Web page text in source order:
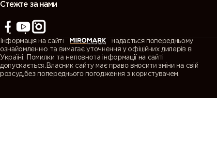
Стежте за нами
Інформація на сайті
надається попередньому
ознайомленню та вимагає уточнення у офіційних дилерів в
Україні. Помилки та неповнота інформації на сайті
допускається.Власник сайту має право вносити зміни на свій
розсуд,без попереднього погодження з користувачем.